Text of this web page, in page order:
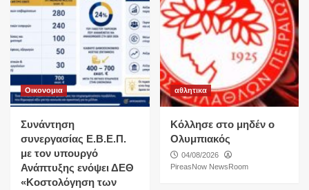
Οικονομια
Συνάντηση
συνεργασίας Ε.Β.Ε.Π.
με τον υπουργό
Ανάπτυξης ενόψει ΔΕΘ
«Κοστολόγηση των
αθλητικα
Κόλλησε στο μηδέν ο
Ολυμπιακός
04/08/2026
PireasNow NewsRoom